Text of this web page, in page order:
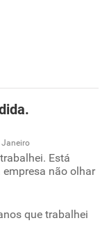
Janeiro
Está
não olhar
que trabalhei